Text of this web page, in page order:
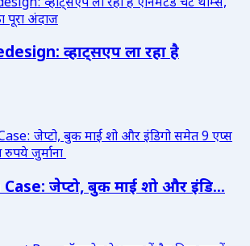
व्हाट्सएप ला रहा है
जेप्टो, बुक माई शो और इंडि...